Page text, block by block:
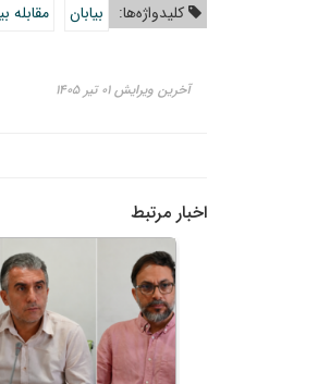
کلیدواژه‌ها: بیابان مقابله
آخرین ویرایش ۰۱ تیر ۱۴۰۵
اخبار مرتبط